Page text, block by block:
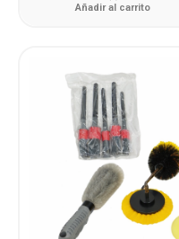
Añadir al carrito